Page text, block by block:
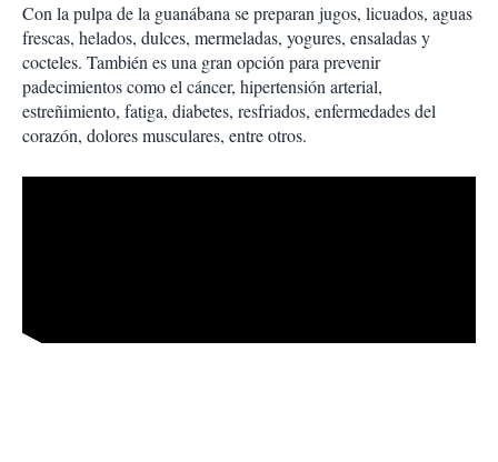
Con la pulpa de la guanábana se preparan jugos, licuados, aguas
frescas, helados, dulces, mermeladas, yogures, ensaladas y
cocteles. También es una gran opción para prevenir
padecimientos como el cáncer, hipertensión arterial,
estreñimiento, fatiga, diabetes, resfriados, enfermedades del
corazón, dolores musculares, entre otros.